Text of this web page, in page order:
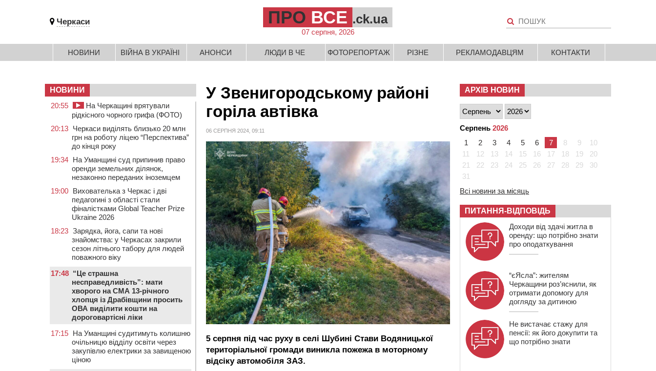
Черкаси ПРО ВСЕ .ck.ua
07 серпня, 2026
НОВИНИ ВІЙНА В УКРАЇНІ АНОНСИ ЛЮДИ В ЧЕ ФОТОРЕПОРТАЖ РІЗНЕ РЕКЛАМОДАВЦЯМ КОНТАКТИ
У Звенигородському районі
горіла автівка
06 СЕРПНЯ 2024, 09:11
5 серпня під час руху в селі Шубині Стави Водяницької
територіальної громади виникла пожежа в моторному
відсіку автомобіля ЗАЗ.
НОВИНИ
20:55
На Черкащині врятували
рідкісного чорного грифа (ФОТО)
20:13 Черкаси виділять близько 20 млн
грн на роботу ліцею “Перспектива”
до кінця року
19:34 На Уманщині суд припинив право
оренди земельних ділянок,
незаконно переданих іноземцем
19:00 Вихователька з Черкас і дві
педагогині з області стали
фіналістками Global Teacher Prize
Ukraine 2026
18:23 Зарядка, йога, сапи та нові
знайомства: у Черкасах закрили
сезон літнього табору для людей
поважного віку
17:48 “Це страшна
несправедливість”: мати
хворого на СМА 13-річного
хлопця із Драбівщини просить
ОВА виділити кошти на
дороговартісні ліки
17:15 На Уманщині судитимуть колишню
очільницю відділу освіти через
закупівлю електрики за завищеною
ціною
АРХІВ НОВИН
Серпень 2026
1
2 3 4 5 6 7 8 9
10
11
12 13 14 15 16 17 18 19
20
21
22 23 24 25 26 27 28 29
30
31
Всі новини за місяць
ПИТАННЯ-ВІДПОВІДЬ
Доходи від здачі житла в
оренду: що потрібно знати
про оподаткування
“єЯсла”: жителям
Черкащини роз’яснили, як
отримати допомогу для
догляду за дитиною
Не вистачає стажу для
пенсії: як його докупити та
що потрібно знати